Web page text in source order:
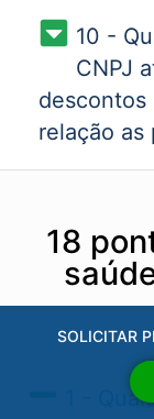
10 -
CNPJ
descontos
relação as
18
1 -
SOLICITAR